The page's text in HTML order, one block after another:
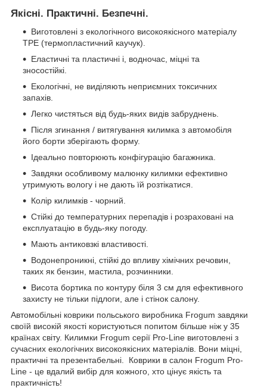
Якісні. Практичні. Безпечні.
Виготовлені з екологічного високоякісного матеріалу
TPE (термопластичний каучук).
Еластичні та пластичні і, водночас, міцні та
зносостійкі.
Екологічні, не виділяють неприємних токсичних
запахів.
Легко чистяться від будь-яких видів забруднень.
Після згинання / витягування килимка з автомобіля
його борти зберігають форму.
Ідеально повторюють конфігурацію багажника.
Завдяки особливому малюнку килимки ефективно
утримують вологу і не дають їй розтікатися.
Колір килимків - чорний.
Стійкі до температурних перепадів і розраховані на
експлуатацію в будь-яку погоду.
Мають антиковзкі властивості.
Водонепроникні, стійкі до впливу хімічних речовин,
таких як бензин, мастила, розчинники.
Висота бортика по контуру біля 3 см для ефективного
захисту не тільки підлоги, але і стінок салону.
Автомобільні коврики польського виробника Frogum завдяки
своїй високій якості користуються попитом більше ніж у 35
країнах світу. Килимки Frogum серії Pro-Line виготовлені з
сучасних екологічних високоякісних матеріалів. Вони міцні,
практичні та презентабельні. Коврики в салон Frogum Pro-
Line - це вдалий вибір для кожного, хто цінує якість та
практичність!